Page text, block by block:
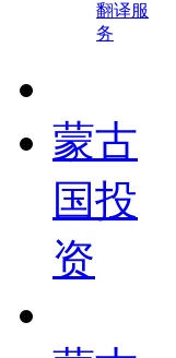
翻译服
务
蒙古
国投
资